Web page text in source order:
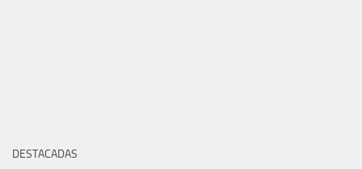
DESTACADAS